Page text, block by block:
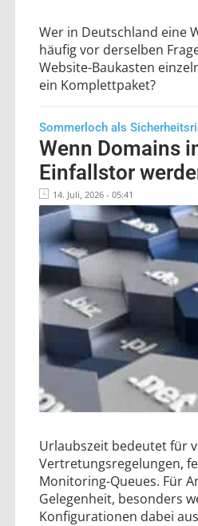
Wer in Deutschland eine
häufig vor derselben
Website-Baukasten
ein Komplettpaket?
Sommerloch als
Wenn Domains
Einfallstor
14. Juli, 2026 - 05:41
Urlaubszeit bedeutet für
Vertretungsregelungen,
Monitoring-Queues. Für
Gelegenheit, besonders
Konfigurationen dabei